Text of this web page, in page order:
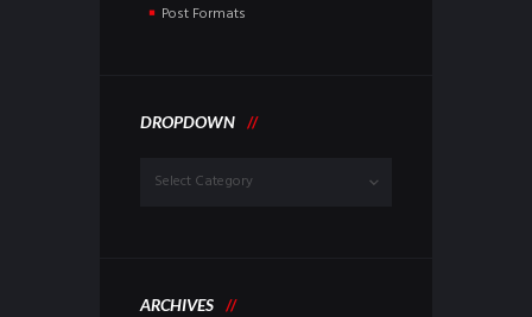
Post Formats
DROPDOWN
ARCHIVES